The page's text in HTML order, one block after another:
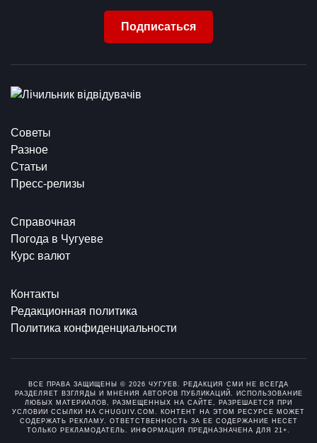
Подписаться
Советы
Разное
Статьи
Пресс-релизы
Справочная
Погода в Чугуеве
Курс валют
Контакты
Редакционная политика
Политика конфиденциальности
ВСЕ ПРАВА ЗАЩИЩЕНЫ © 2026 ЧУГУЕВ. РЕДАКЦИЯ СМИ НЕ ВСЕГДА
РАЗДЕЛЯЕТ ВЗГЛЯДЫ И МНЕНИЯ АВТОРОВ ПУБЛИКАЦИЙ. ИСПОЛЬЗОВАНИЕ
ЛЮБЫХ МАТЕРИАЛОВ, РАЗМЕЩЕННЫХ НА САЙТЕ, РАЗРЕШАЕТСЯ ПРИ
УСЛОВИИ ССЫЛКИ НА CHUGUIV.COM. КОНТЕНТ НА ЭТОМ РЕСУРСЕ МОЖЕТ
СОДЕРЖАТЬ РЕКЛАМУ. ОТВЕТСТВЕННОСТЬ ЗА ЕЕ СОДЕРЖАНИЕ НЕСЕТ
ТОЛЬКО РЕКЛАМОДАТЕЛЬ. ИНФОРМАЦИЯ ПРЕДНАЗНАЧЕНА ДЛЯ 21+.